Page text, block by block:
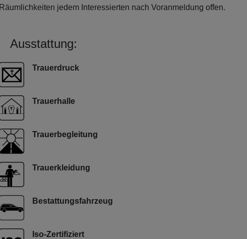
Räumlichkeiten jedem Interessierten nach Voranmeldung offen.
Ausstattung:
Trauerdruck
Trauerhalle
Trauerbegleitung
Trauerkleidung
Bestattungsfahrzeug
Iso-Zertifiziert